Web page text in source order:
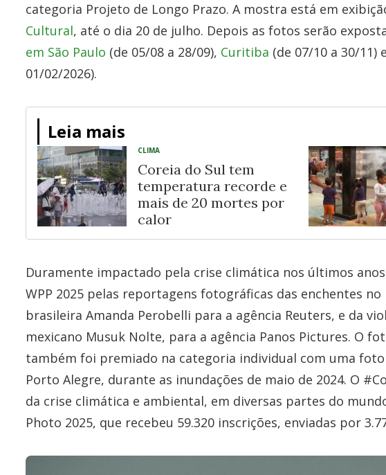
categoria Projeto de Longo Prazo. A mostra está em
Cultural, até o dia 20 de julho. Depois as fotos serão
em São Paulo (de 05/08 a 28/09), Curitiba (de 07/10 a 30/11) e
01/02/2026).
Leia mais
CLIMA
Coreia do Sul tem
temperatura recorde e
mais de 20 mortes por
calor
Duramente impactado pela crise climática nos últimos
WPP 2025 pelas reportagens fotográficas das enchentes no
brasileira Amanda Perobelli para a agência Reuters, e da
mexicano Musuk Nolte, para a agência Panos Pictures. O
também foi premiado na categoria individual com uma
Porto Alegre, durante as inundações de maio de 2024. O
da crise climática e ambiental, em diversas partes do
Photo 2025, que recebeu 59.320 inscrições, enviadas por